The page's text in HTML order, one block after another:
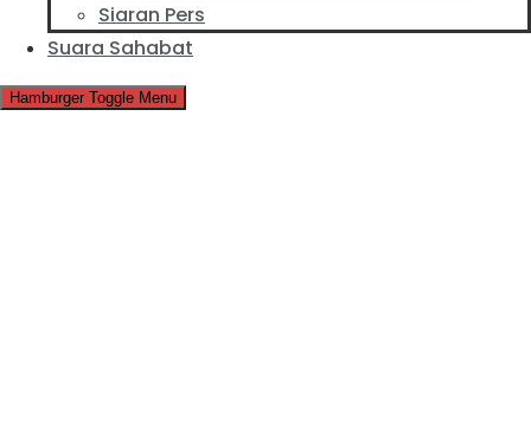
Siaran Pers
Suara Sahabat
Hamburger Toggle Menu